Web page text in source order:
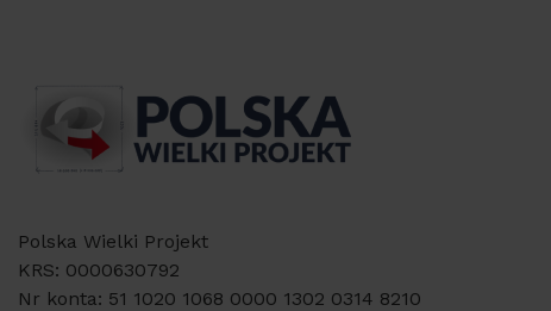
Polska Wielki Projekt
KRS: 0000630792
Nr konta: 51 1020 1068 0000 1302 0314 8210